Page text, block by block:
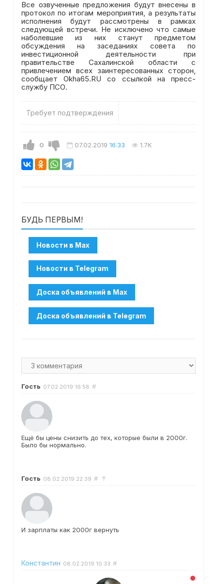
Все озвученные предложения будут внесены в
протокол по итогам мероприятия, а результаты
исполнения будут рассмотрены в рамках
следующей встречи. Не исключено что самые
наболевшие из них станут предметом
обсуждения на заседаниях совета по
инвестиционной деятельности при
правительстве Сахалинской области с
привлечением всех заинтересованных сторон,
сообщает Okha65.RU со ссылкой на пресс-
службу ПСО.
Требует подтверждения
0 07.02.2019 16:33 1.7K
БУДЬ ПЕРВЫМ!
Гость 07.02.2019 16:58 #
Ещё бы цены снизить до тех, которые были в 2000г.
Было бы нормально.
Гость 08.02.2019 22:39 # ↑
И зарплаты как 2000г вернуть
Константин 08.02.2019 10:33 #